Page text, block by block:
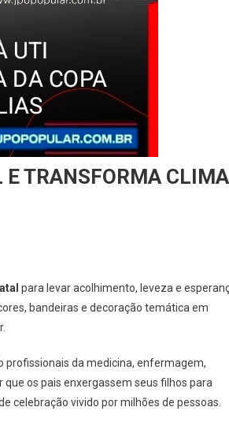
E TRANSFORMA CLIMA
para levar acolhimento, leveza e
bandeiras e decoração temática em
profissionais da medicina, enfermagem,
os pais enxergassem seus filhos para
celebração vivido por milhões de pessoas.